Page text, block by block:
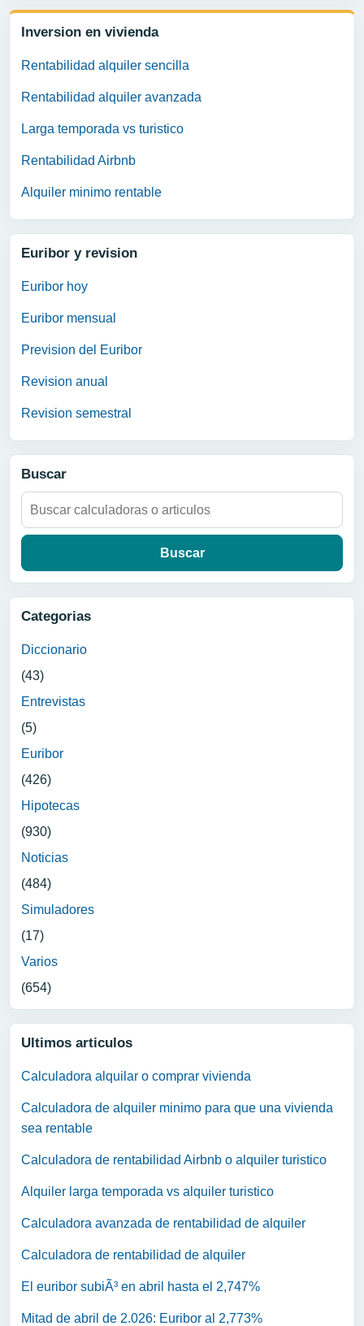
Inversion en vivienda
Rentabilidad alquiler sencilla
Rentabilidad alquiler avanzada
Larga temporada vs turistico
Rentabilidad Airbnb
Alquiler minimo rentable
Euribor y revision
Euribor hoy
Euribor mensual
Prevision del Euribor
Revision anual
Revision semestral
Buscar
Buscar:
Categorias
Diccionario
(43)
Entrevistas
(5)
Euribor
(426)
Hipotecas
(930)
Noticias
(484)
Simuladores
(17)
Varios
(654)
Ultimos articulos
Calculadora alquilar o comprar vivienda
Calculadora de alquiler minimo para que una vivienda
sea rentable
Calculadora de rentabilidad Airbnb o alquiler turistico
Alquiler larga temporada vs alquiler turistico
Calculadora avanzada de rentabilidad de alquiler
Calculadora de rentabilidad de alquiler
El euribor subiÃ³ en abril hasta el 2,747%
Mitad de abril de 2.026: Euribor al 2,773%